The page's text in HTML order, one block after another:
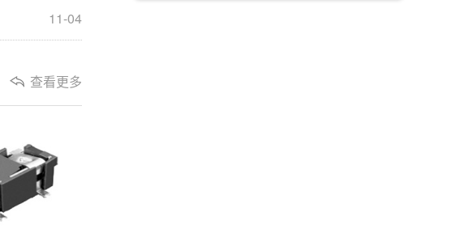
11-04
查看更多